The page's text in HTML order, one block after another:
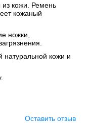
кожи. Ремень
кожаный
ножки,
натуральной кожи и
Оставить отзыв